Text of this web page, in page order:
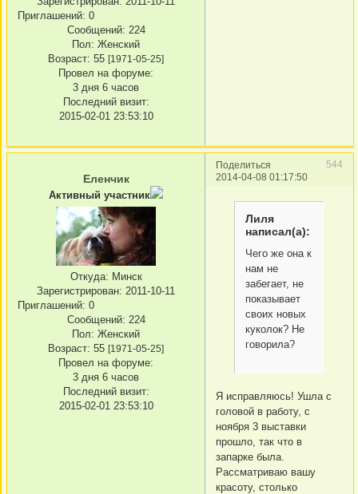
Приглашений: 0
Сообщений: 224
Пол: Женский
Возраст: 55 [1971-05-25]
Провел на форуме:
3 дня 6 часов
Последний визит:
2015-02-01 23:53:10
Поделиться
544
2014-04-08 01:17:50
Еленчик
Активный участник
Откуда: Минск
Зарегистрирован: 2011-10-11
Приглашений: 0
Сообщений: 224
Пол: Женский
Возраст: 55 [1971-05-25]
Провел на форуме:
3 дня 6 часов
Последний визит:
2015-02-01 23:53:10
Лиля
написал(а):
Чего же она к
нам не
забегает, не
показывает
своих новых
куколок? Не
говорила?
Я исправляюсь! Ушла с
головой в работу, с
ноября 3 выставки
прошло, так что в
запарке была.
Рассматриваю вашу
красоту, столько